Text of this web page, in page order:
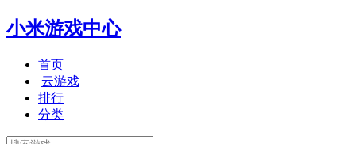
小米游戏中心
首页
云游戏
排行
分类